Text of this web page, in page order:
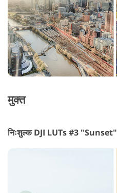
मुक्त
निःशुल्क DJI LUTs #3 "Sunset"